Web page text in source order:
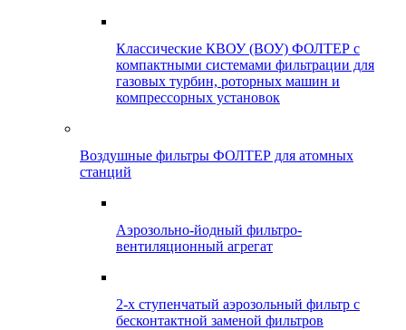
Классические КВОУ (ВОУ) ФОЛТЕР с
компактными системами фильтрации для
газовых турбин, роторных машин и
компрессорных установок
Воздушные фильтры ФОЛТЕР для атомных
станций
Аэрозольно-йодный фильтро-
вентиляционный агрегат
2-х ступенчатый аэрозольный фильтр с
бесконтактной заменой фильтров